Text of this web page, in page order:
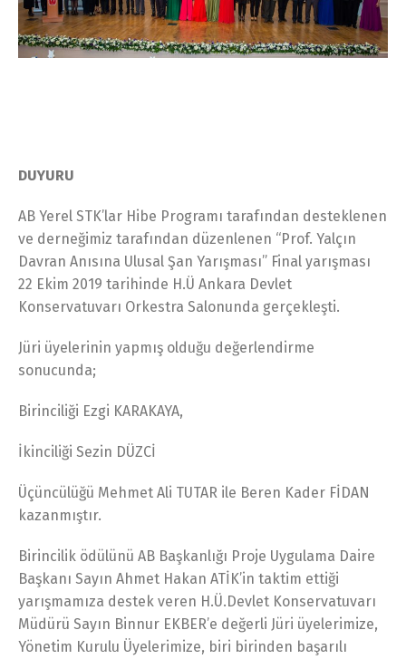
DUYURU
AB Yerel STK’lar Hibe Programı tarafından desteklenen
ve derneğimiz tarafından düzenlenen “Prof. Yalçın
Davran Anısına Ulusal Şan Yarışması” Final yarışması
22 Ekim 2019 tarihinde H.Ü Ankara Devlet
Konservatuvarı Orkestra Salonunda gerçekleşti.
Jüri üyelerinin yapmış olduğu değerlendirme
sonucunda;
Birinciliği Ezgi KARAKAYA,
İkinciliği Sezin DÜZCİ
Üçüncülüğü Mehmet Ali TUTAR ile Beren Kader FİDAN
kazanmıştır.
Birincilik ödülünü AB Başkanlığı Proje Uygulama Daire
Başkanı Sayın Ahmet Hakan ATİK’in taktim ettiği
yarışmamıza destek veren H.Ü.Devlet Konservatuvarı
Müdürü Sayın Binnur EKBER’e değerli Jüri üyelerimize,
Yönetim Kurulu Üyelerimize, biri birinden başarılı